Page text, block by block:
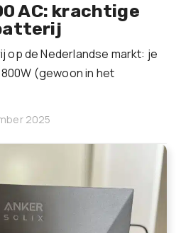
AC: krachtige
op de Nederlandse markt: je
(gewoon in het
2025